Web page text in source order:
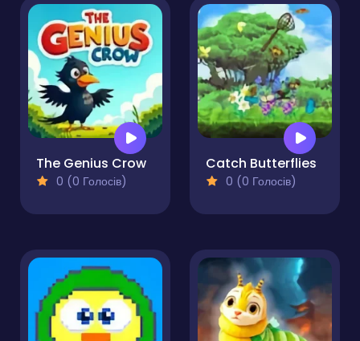
The Genius Crow
0 (0 Голосів)
Catch Butterflies
0 (0 Голосів)